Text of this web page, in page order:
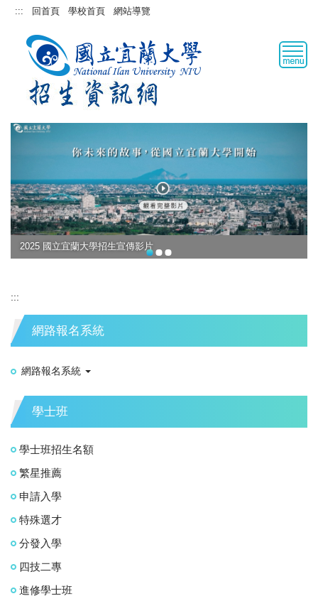
跳::: 回首頁 學校首頁 網站導覽
2025 國立宜蘭大學招生宣傳影片
:::
網路報名系統
網路報名系統
學士班
學士班招生名額
繁星推薦
申請入學
特殊選才
分發入學
四技二專
進修學士班